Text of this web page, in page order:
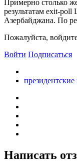
Примерно столько
результатам exit-
Азербайджана. По
Пожалуйста,
Войти Подписаться
Написать